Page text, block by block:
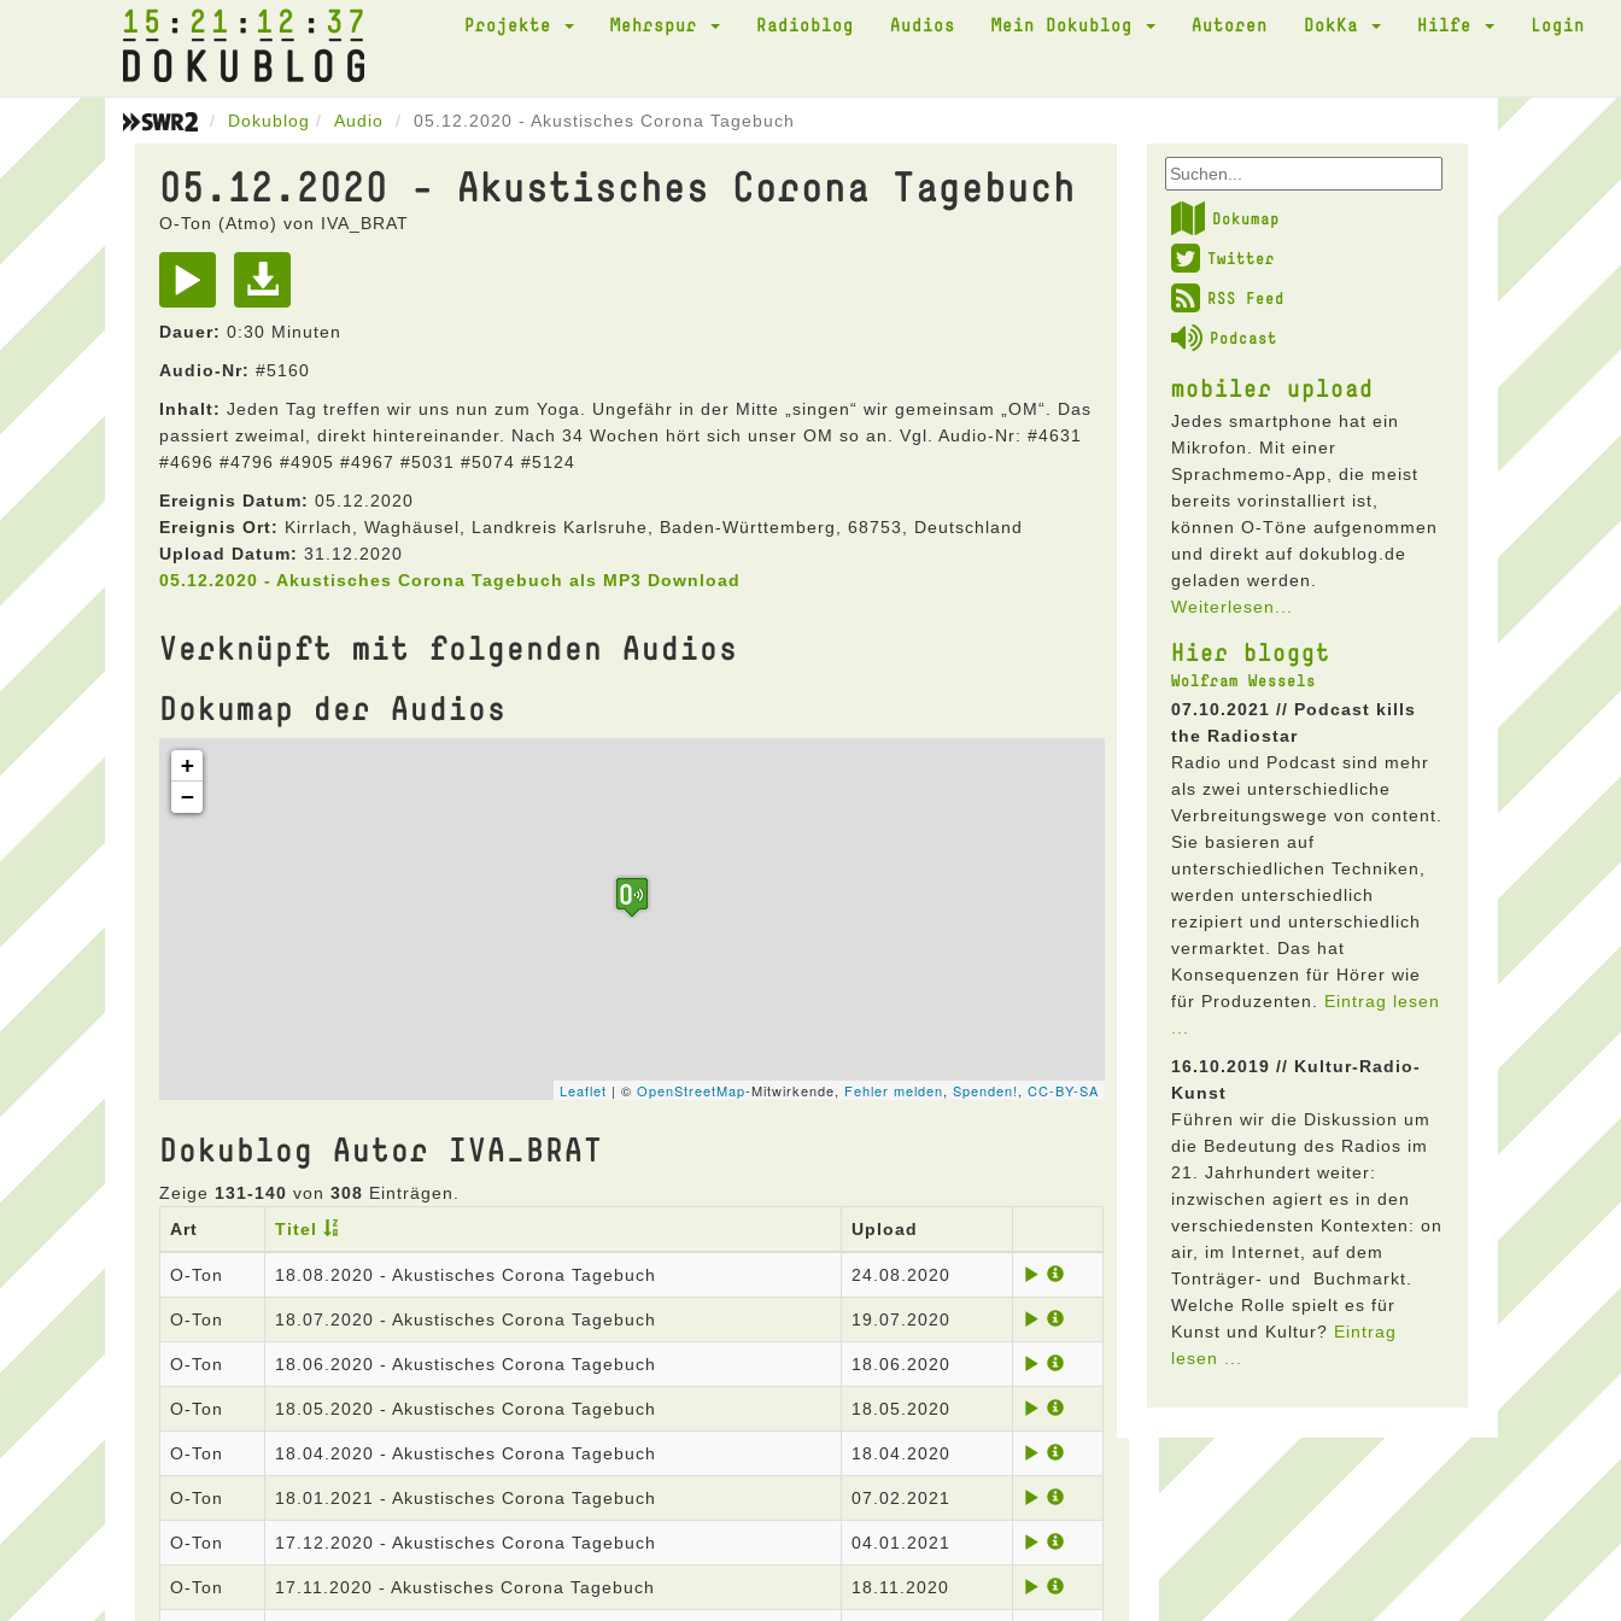
15 21 12 37 Projekte Mehrspur Radioblog Audios Mein Dokublog Autoren DokKa Hilfe Login
Dokublog Audio 05.12.2020 - Akustisches Corona Tagebuch
05.12.2020 - Akustisches Corona Tagebuch
O-Ton (Atmo) von IVA_BRAT
Dauer: 0:30 Minuten
Audio-Nr: #5160
Inhalt: Jeden Tag treffen wir uns nun zum Yoga. Ungefähr in der Mitte „singen“ wir gemeinsam „OM“. Das
passiert zweimal, direkt hintereinander. Nach 34 Wochen hört sich unser OM so an. Vgl. Audio-Nr: #4631
#4696 #4796 #4905 #4967 #5031 #5074 #5124
Ereignis Datum: 05.12.2020
Ereignis Ort: Kirrlach, Waghäusel, Landkreis Karlsruhe, Baden-Württemberg, 68753, Deutschland
Upload Datum: 31.12.2020
05.12.2020 - Akustisches Corona Tagebuch als MP3 Download
Verknüpft mit folgenden Audios
Dokumap der Audios
Dokublog Autor IVA_BRAT
Zeige 131-140 von 308 Einträgen.
Art
Titel Upload
O-Ton 18.08.2020 - Akustisches Corona Tagebuch 24.08.2020
O-Ton 18.07.2020 - Akustisches Corona Tagebuch 19.07.2020
O-Ton 18.06.2020 - Akustisches Corona Tagebuch 18.06.2020
O-Ton 18.05.2020 - Akustisches Corona Tagebuch 18.05.2020
O-Ton 18.04.2020 - Akustisches Corona Tagebuch 18.04.2020
O-Ton 18.01.2021 - Akustisches Corona Tagebuch 07.02.2021
O-Ton 17.12.2020 - Akustisches Corona Tagebuch 04.01.2021
O-Ton 17.11.2020 - Akustisches Corona Tagebuch 18.11.2020
Dokumap
Twitter
RSS Feed
Podcast
mobiler upload
Jedes smartphone hat ein
Mikrofon. Mit einer
Sprachmemo-App, die meist
bereits vorinstalliert ist,
können O-Töne aufgenommen
und direkt auf dokublog.de
geladen werden.
Weiterlesen...
Hier bloggt
Wolfram Wessels
07.10.2021 // Podcast kills
the Radiostar
Radio und Podcast sind mehr
als zwei unterschiedliche
Verbreitungswege von content.
Sie basieren auf
unterschiedlichen Techniken,
werden unterschiedlich
rezipiert und unterschiedlich
vermarktet. Das hat
Konsequenzen für Hörer wie
für Produzenten. Eintrag lesen
16.10.2019 // Kultur-Radio-
Kunst
Führen wir die Diskussion um
die Bedeutung des Radios im
21. Jahrhundert weiter:
inzwischen agiert es in den
verschiedensten Kontexten: on
air, im Internet, auf dem
Tonträger- und Buchmarkt.
Welche Rolle spielt es für
Kunst und Kultur? Eintrag
lesen ...